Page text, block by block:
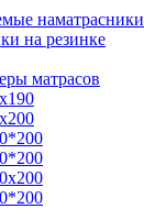
наматрасники
на резинке
матрасов